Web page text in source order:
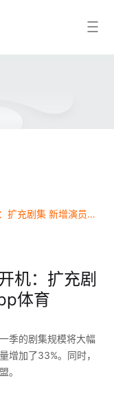
《沙丘：预言》第二季已开机：扩充剧集 新增演员！ - 爱游戏app体育
机：扩充剧
体育
季的剧集规模将大幅
增加了33%。同时，
。